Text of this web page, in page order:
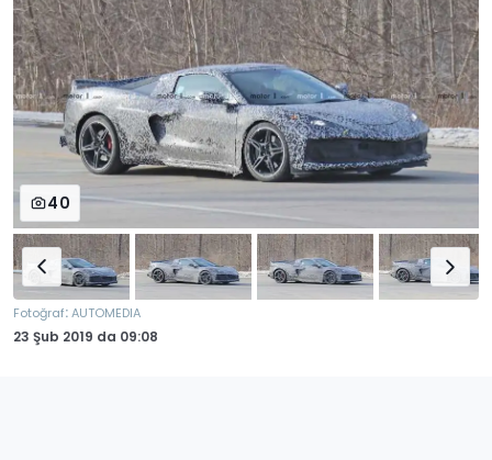
40
Fotoğraf:AUTOMEDIA
23 Şub 2019 da 09:08